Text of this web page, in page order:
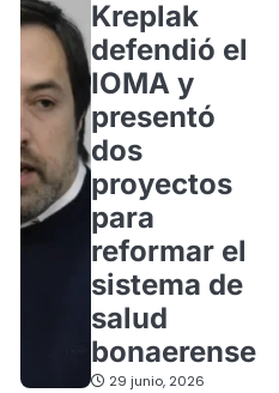
Kreplak
defendió el
IOMA y
presentó
dos
proyectos
para
reformar el
sistema de
salud
bonaerense
29 junio, 2026